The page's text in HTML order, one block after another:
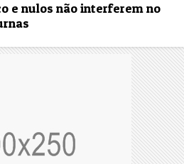
e nulos não interferem no